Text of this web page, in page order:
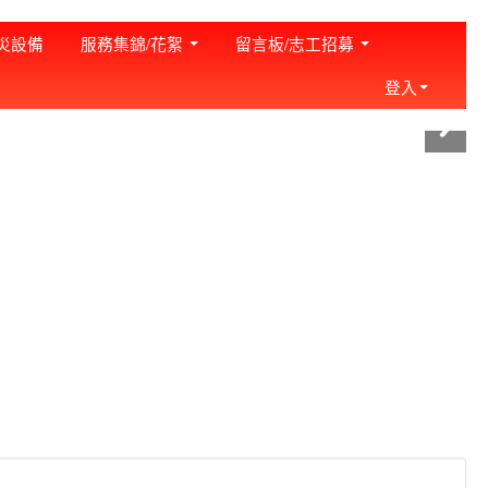
設備 服務集錦/花絮
留言板/志工招募
登入